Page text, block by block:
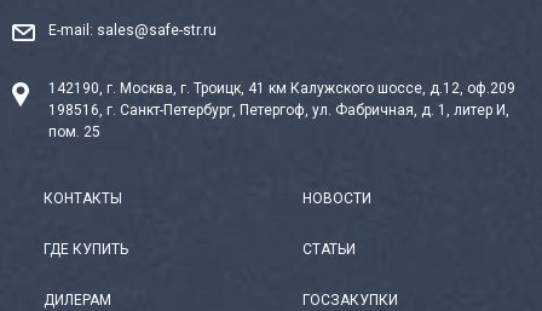
E-mail: sales@safe-str.ru
142190, г. Москва, г. Троицк, 41 км Калужского шоссе, д.12, оф.209
198516, г. Санкт-Петербург, Петергоф, ул. Фабричная, д. 1, литер И,
пом. 25
КОНТАКТЫ
ГДЕ КУПИТЬ
ДИЛЕРАМ
НОВОСТИ
СТАТЬИ
ГОСЗАКУПКИ